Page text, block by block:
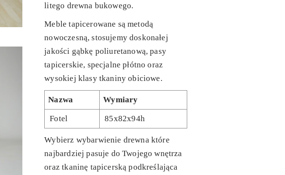
litego drewna bukowego.
Meble tapicerowane są metodą
nowoczesną, stosujemy doskonałej
jakości gąbkę poliuretanową, pasy
tapicerskie, specjalne płótno oraz
wysokiej klasy tkaniny obiciowe.
Nazwa Wymiary
Fotel 85x82x94h
Wybierz wybarwienie drewna które
najbardziej pasuje do Twojego wnętrza
oraz tkaninę tapicerską podkreślająca